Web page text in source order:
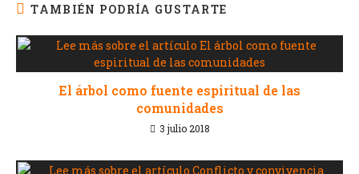
TAMBIÉN PODRÍA GUSTARTE
El árbol como fuente espiritual de las
comunidades
3 julio 2018